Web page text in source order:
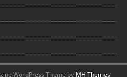
WordPress Theme by MH Themes